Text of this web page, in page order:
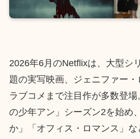
2026年6月のNetflixは、大型シ
題の実写映画、ジェニファー
ラブコメまで注目作が多数登
の少年アン」シーズン2を始め
か」「オフィス・ロマンス」